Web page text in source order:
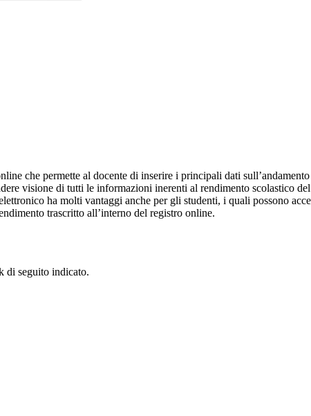
che permette al docente di inserire i principali dati
visione di tutti le informazioni inerenti al rendimento scolastico
ha molti vantaggi anche per gli studenti, i quali possono
trascritto all’interno del registro online.
di seguito indicato.